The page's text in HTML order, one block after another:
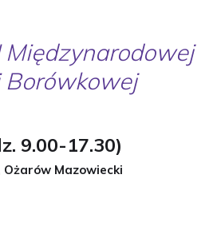
Międzynarodowej
Borówkowej
9.00-17.30)
Ożarów Mazowiecki